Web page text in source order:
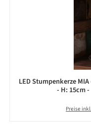
LED Stumpenkerze
- H: 15cm
Preise